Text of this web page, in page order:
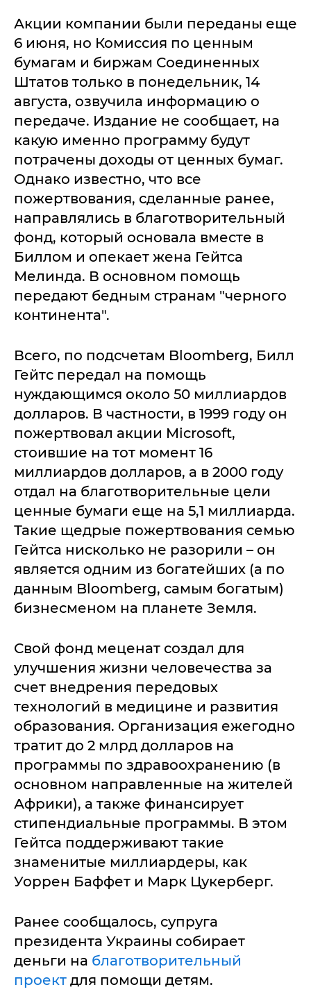
Акции компании были переданы еще
6 июня, но Комиссия по ценным
бумагам и биржам Соединенных
Штатов только в понедельник, 14
августа, озвучила информацию о
передаче. Издание не сообщает, на
какую именно программу будут
потрачены доходы от ценных бумаг.
Однако известно, что все
пожертвования, сделанные ранее,
направлялись в благотворительный
фонд, который основала вместе в
Биллом и опекает жена Гейтса
Мелинда. В основном помощь
передают бедным странам "черного
континента".
Всего, по подсчетам Bloomberg, Билл
Гейтс передал на помощь
нуждающимся около 50 миллиардов
долларов. В частности, в 1999 году он
пожертвовал акции Microsoft,
стоившие на тот момент 16
миллиардов долларов, а в 2000 году
отдал на благотворительные цели
ценные бумаги еще на 5,1 миллиарда.
Такие щедрые пожертвования семью
Гейтса нисколько не разорили – он
является одним из богатейших (а по
данным Bloomberg, самым богатым)
бизнесменом на планете Земля.
Свой фонд меценат создал для
улучшения жизни человечества за
счет внедрения передовых
технологий в медицине и развития
образования. Организация ежегодно
тратит до 2 млрд долларов на
программы по здравоохранению (в
основном направленные на жителей
Африки), а также финансирует
стипендиальные программы. В этом
Гейтса поддерживают такие
знаменитые миллиардеры, как
Уоррен Баффет и Марк Цукерберг.
Ранее сообщалось, супруга
президента Украины собирает
деньги на благотворительный
проект для помощи детям.